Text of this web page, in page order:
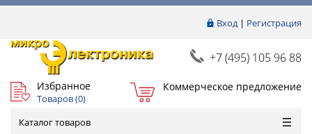
Вход| Регистрация
+7 (495) 105 96 88
Избранное
Товаров (0)
Коммерческое предложение
Каталог товаров